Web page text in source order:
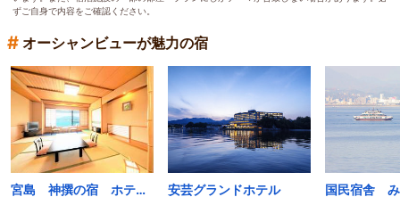
ずご自身で内容をご確認ください。
# オーシャンビューが魅力の宿
宮島 神撰の宿 ホテルみや離宮 安芸グランドホテル